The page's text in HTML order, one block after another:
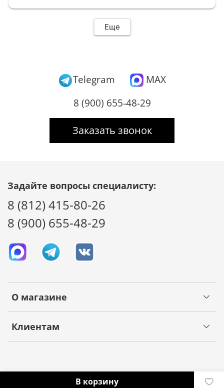
В корзину
Еще
Telegram
MAX
8 (900) 655-48-29
Заказать звонок
О магазине
Клиентам
Задайте вопросы специалисту:
8 (812) 415-80-26
8 (900) 655-48-29